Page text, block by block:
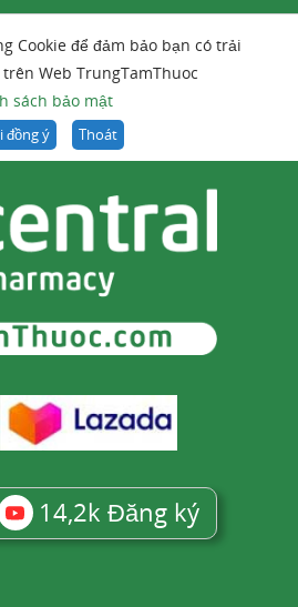
Cookie để đảm bảo bạn có trải
Web TrungTamThuoc
sách bảo mật
đồng ý Thoát
14,2k Đăng ký